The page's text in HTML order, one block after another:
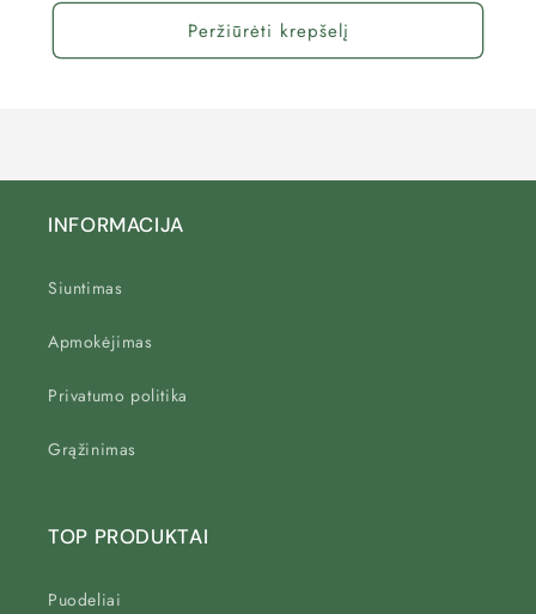
Peržiūrėti krepšelį
INFORMACIJA
Siuntimas
Apmokėjimas
Privatumo politika
Grąžinimas
TOP PRODUKTAI
Puodeliai